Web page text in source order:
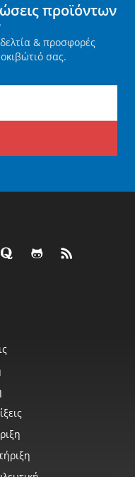
προϊόντων
& προσφορές
σας.